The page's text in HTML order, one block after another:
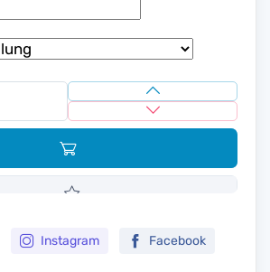
Instagram Facebook